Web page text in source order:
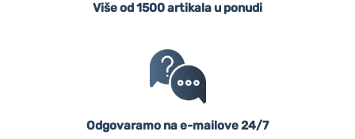
Više od 1500 artikala u ponudi
Odgovaramo na e-mailove 24/7